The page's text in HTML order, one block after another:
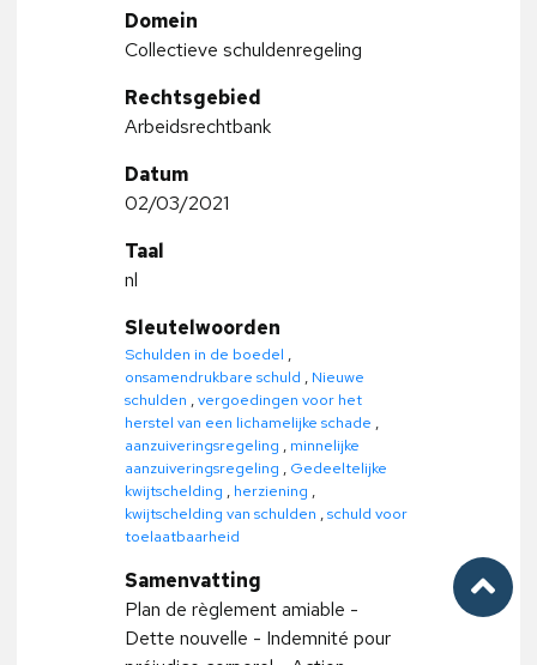
Domein
Collectieve schuldenregeling
Rechtsgebied
Arbeidsrechtbank
Datum
02/03/2021
Taal
nl
Sleutelwoorden
Schulden in de boedel ,
onsamendrukbare schuld , Nieuwe
schulden ,vergoedingen voor het
herstel van een lichamelijke schade ,
aanzuiveringsregeling , minnelijke
aanzuiveringsregeling , Gedeeltelijke
kwijtschelding , herziening ,
kwijtschelding van schulden ,schuld voor
toelaatbaarheid
Samenvatting
Plan de règlement amiable -
Dette nouvelle - Indemnité pour